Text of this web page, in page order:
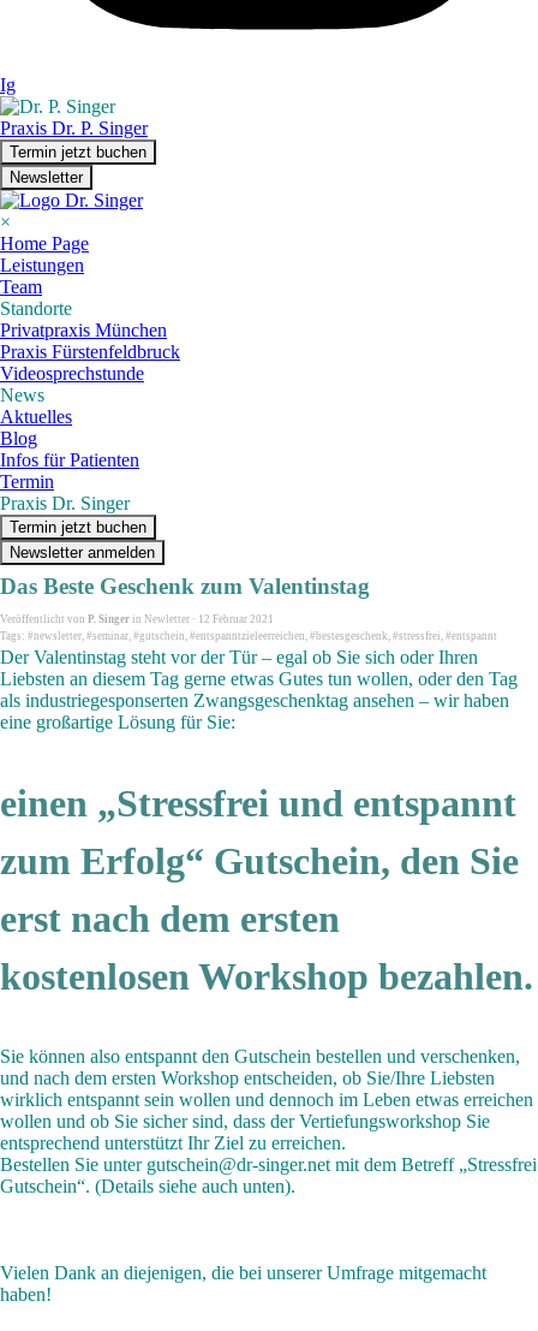
Ig
Praxis Dr. P. Singer
Termin jetzt buchen
Newsletter
×
Home Page
Leistungen
Team
Standorte
Privatpraxis München
Praxis Fürstenfeldbruck
Videosprechstunde
News
Aktuelles
Blog
Infos für Patienten
Termin
Praxis Dr. Singer
Termin jetzt buchen
Newsletter anmelden
Das Beste Geschenk zum Valentinstag
Veröffentlicht von P. Singer in Newletter · 12 Februar 2021
Tags: #newsletter, #seminar, #gutschein, #entspanntzieleerreichen, #bestesgeschenk, #stressfrei, #entspannt
Der Valentinstag steht vor der Tür – egal ob Sie sich oder Ihren
Liebsten an diesem Tag gerne etwas Gutes tun wollen, oder den Tag
als industriegesponserten Zwangsgeschenktag ansehen – wir haben
eine großartige Lösung für Sie:
einen „Stressfrei und entspannt
zum Erfolg“ Gutschein, den Sie
erst nach dem ersten
kostenlosen Workshop bezahlen.
Sie können also entspannt den Gutschein bestellen und verschenken,
und nach dem ersten Workshop entscheiden, ob Sie/Ihre Liebsten
wirklich entspannt sein wollen und dennoch im Leben etwas erreichen
wollen und ob Sie sicher sind, dass der Vertiefungsworkshop Sie
entsprechend unterstützt Ihr Ziel zu erreichen.
Bestellen Sie unter gutschein@dr-singer.net mit dem Betreff „Stressfrei
Gutschein“. (Details siehe auch unten).
Vielen Dank an diejenigen, die bei unserer Umfrage mitgemacht
haben!